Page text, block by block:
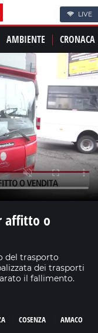
LIVE
AMBIENTE CRONACA
affitto o
del trasporto
dei trasporti
il fallimento.
AMACO
COSENZA